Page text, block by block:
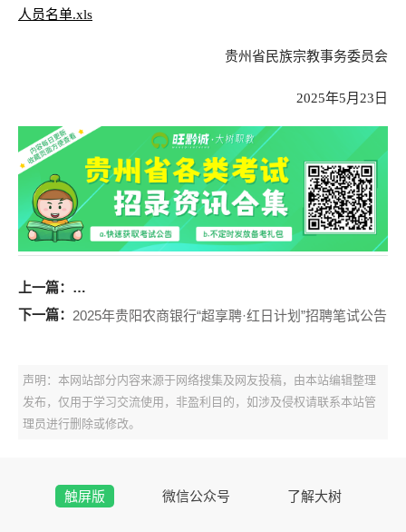
人员名单.xls
贵州省民族宗教事务委员会
2025年5月23日
上一篇：
2025年思南县事业单位公开引进高层次及急需紧缺人才
下一篇： 2025年贵阳农商银行“超享聘·红日计划”招聘笔试公告
声明：本网站部分内容来源于网络搜集及网友投稿，由本站编辑整理
发布，仅用于学习交流使用，非盈利目的，如涉及侵权请联系本站管
理员进行删除或修改。
触屏版 微信公众号 了解大树